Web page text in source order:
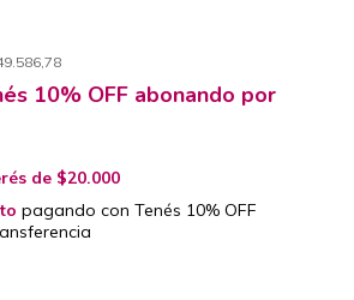
10% OFF abonando por
de $20.000
pagando con Tenés 10% OFF